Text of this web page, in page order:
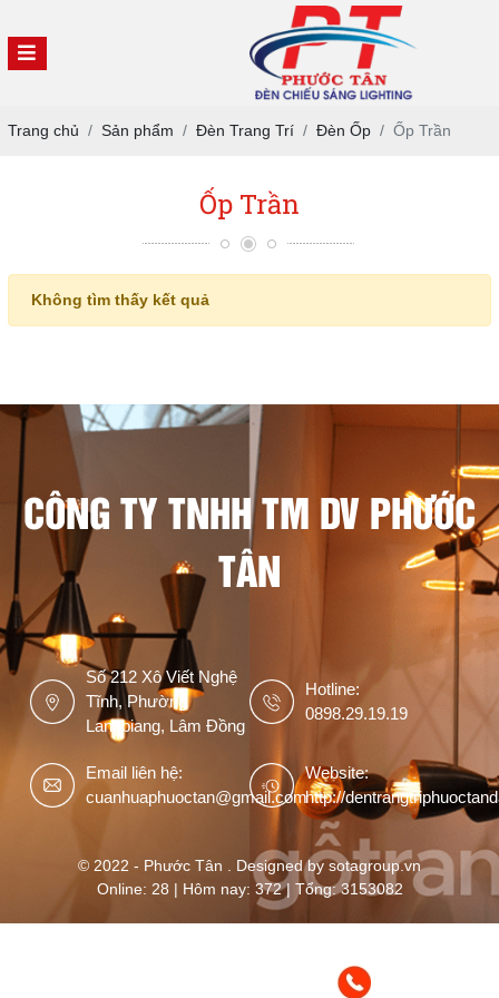
Trang chủ Sản phẩm Đèn Trang Trí Đèn Ốp Ốp Trần
Ốp Trần
Không tìm thấy kết quả
CÔNG TY TNHH TM DV PHƯỚC
TÂN
Số 212 Xô Viết Nghệ
Tĩnh, Phường
Langbiang, Lâm Đồng
Hotline:
0898.29.19.19
Email liên hệ:
cuanhuaphuoctan@gmail.com
Website:
http://
© 2022 - Phước Tân . Designed by sotagroup.vn
Online: 28 | Hôm nay: 372 | Tổng: 3153082